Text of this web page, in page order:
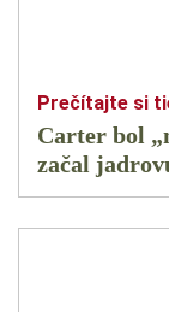
Carter bol
začal